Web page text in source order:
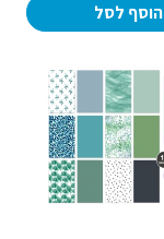
הוסף לסל